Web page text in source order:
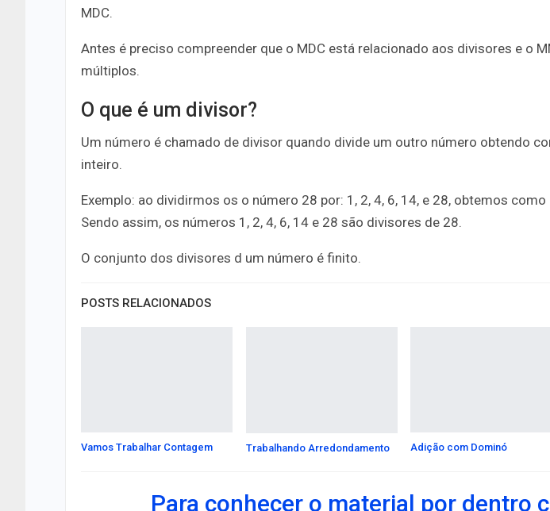
MDC.
Antes é preciso compreender que o MDC está relacionado aos divisores e o
múltiplos.
O que é um divisor?
Um número é chamado de divisor quando divide um outro número obtendo
inteiro.
Exemplo: ao dividirmos os o número 28 por: 1, 2, 4, 6, 14, e 28, obtemos
Sendo assim, os números 1, 2, 4, 6, 14 e 28 são divisores de 28.
O conjunto dos divisores d um número é finito.
POSTS RELACIONADOS
Vamos Trabalhar Contagem Trabalhando Arredondamento Adição com Dominó
Para conhecer o material por dentro